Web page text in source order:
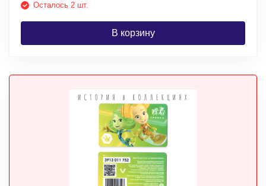
Осталось 2 шт.
В корзину